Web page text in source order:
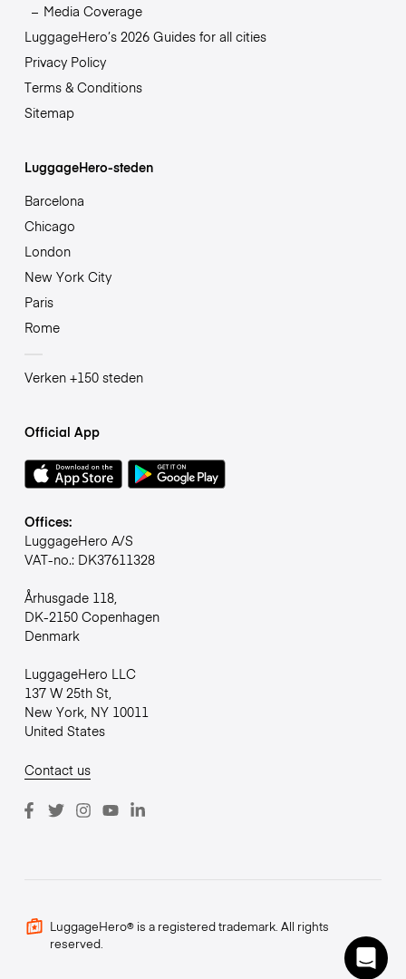
Media Coverage
LuggageHero’s 2026 Guides for all cities
Privacy Policy
Terms & Conditions
Sitemap
LuggageHero-steden
Barcelona
Chicago
London
New York City
Paris
Rome
Verken +150 steden
Official App
Offices:
LuggageHero A/S
VAT-no.: DK37611328
Århusgade 118,
DK-2150 Copenhagen
Denmark
LuggageHero LLC
137 W 25th St,
New York, NY 10011
United States
Contact us
LuggageHero® is a registered trademark. All rights
reserved.